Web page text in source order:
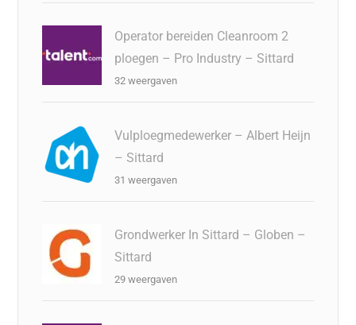
Operator bereiden Cleanroom 2
ploegen – Pro Industry – Sittard
32 weergaven
Vulploegmedewerker – Albert Heijn
– Sittard
31 weergaven
Grondwerker In Sittard – Globen –
Sittard
29 weergaven